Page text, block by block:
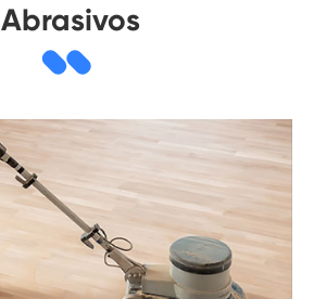
Abrasivos